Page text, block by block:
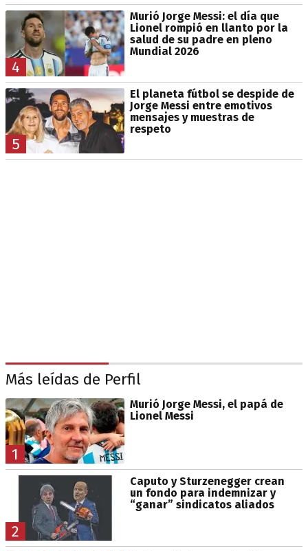
4
Murió Jorge Messi: el día que
Lionel rompió en llanto por la
salud de su padre en pleno
Mundial 2026
5
El planeta fútbol se despide de
Jorge Messi entre emotivos
mensajes y muestras de
respeto
Más leídas de Perfil
1
Murió Jorge Messi, el papá de
Lionel Messi
2
Caputo y Sturzenegger crean
un fondo para indemnizar y
“ganar” sindicatos aliados